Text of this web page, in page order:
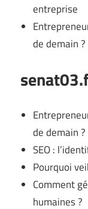
entreprise
de demain ?
de demain ?
SEO :
Pourquoi
Comment
humaines ?